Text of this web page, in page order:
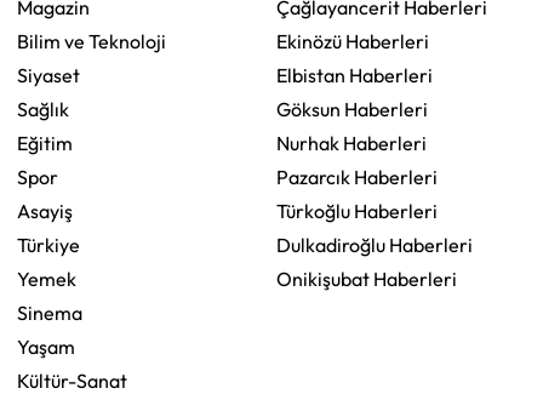
Magazin
Bilim ve Teknoloji
Siyaset
Sağlık
Eğitim
Spor
Asayiş
Türkiye
Yemek
Sinema
Yaşam
Kültür-Sanat
Çağlayancerit Haberleri
Ekinözü Haberleri
Elbistan Haberleri
Göksun Haberleri
Nurhak Haberleri
Pazarcık Haberleri
Türkoğlu Haberleri
Dulkadiroğlu Haberleri
Onikişubat Haberleri